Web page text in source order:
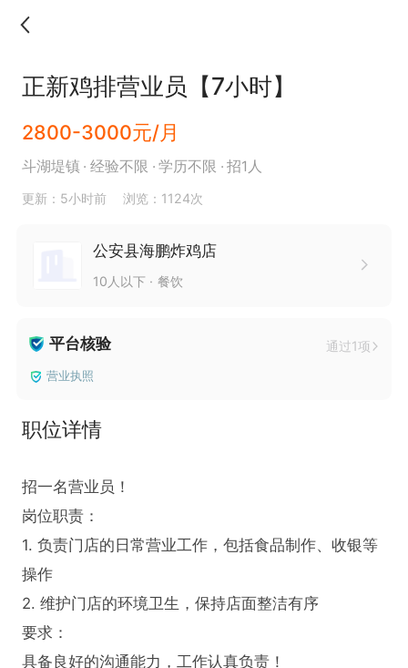
正新鸡排营业员【7小时】
2800-3000元/月
斗湖堤镇 经验不限 学历不限 招1人
更新：5小时前 浏览：1124次
公安县海鹏炸鸡店
10人以下 餐饮
平台核验 通过1项
营业执照
职位详情
招一名营业员！
岗位职责：
1. 负责门店的日常营业工作，包括食品制作、收银等
操作
2. 维护门店的环境卫生，保持店面整洁有序
要求：
具备良好的沟通能力，工作认真负责！